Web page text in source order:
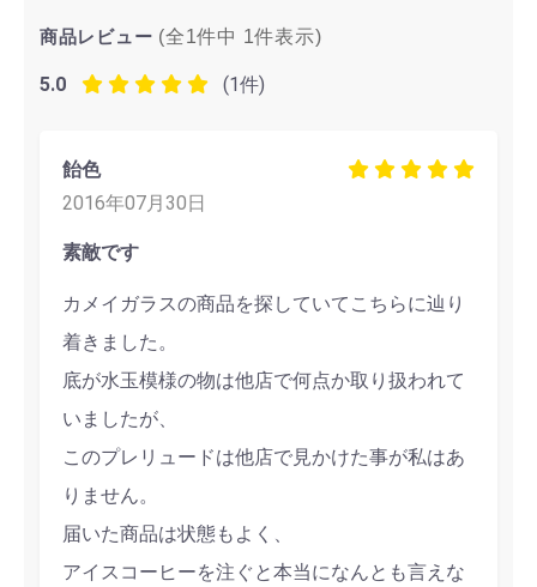
商品レビュー (全1件中 1件表示)
5.0 (1件)
飴色
2016年07月30日
素敵です
カメイガラスの商品を探していてこちらに辿り
着きました。
底が水玉模様の物は他店で何点か取り扱われて
いましたが、
このプレリュードは他店で見かけた事が私はあ
りません。
届いた商品は状態もよく、
アイスコーヒーを注ぐと本当になんとも言えな